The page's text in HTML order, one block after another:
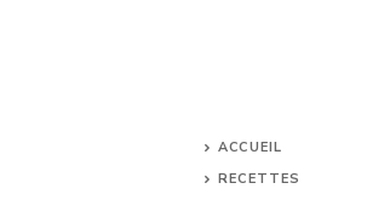
ACCUEIL
RECETTES